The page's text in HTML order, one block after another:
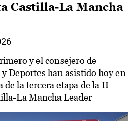
Castilla-La Mancha
y el consejero de
Deportes han asistido hoy en
de la tercera etapa de la II
La Mancha Leader